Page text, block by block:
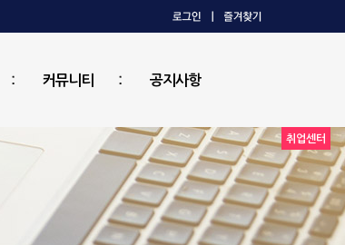
커뮤니티 공지사항
취업센터